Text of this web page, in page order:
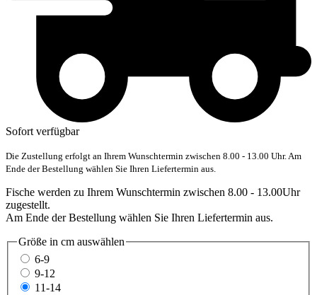
Sofort verfügbar
Die Zustellung erfolgt an Ihrem Wunschtermin zwischen 8.00 - 13.00 Uhr. Am
Ende der Bestellung wählen Sie Ihren Liefertermin aus.
Fische werden zu Ihrem Wunschtermin zwischen 8.00 - 13.00Uhr
zugestellt.
Am Ende der Bestellung wählen Sie Ihren Liefertermin aus.
Größe in cm auswählen
6-9
9-12
11-14